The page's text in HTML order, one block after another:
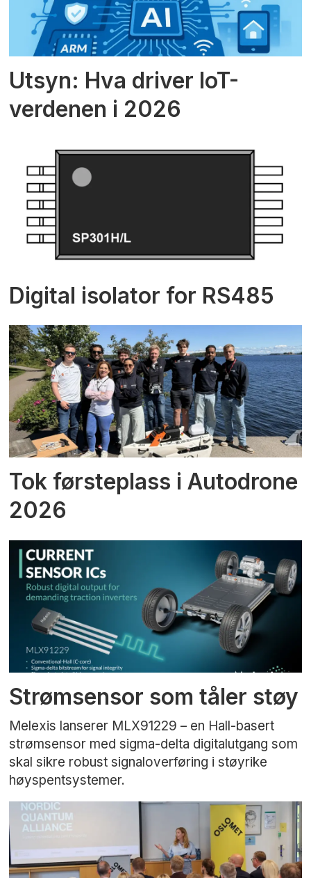
Utsyn: Hva driver IoT-
verdenen i 2026
Digital isolator for RS485
Tok førsteplass i Autodrone
2026
Strømsensor som tåler støy
Melexis lanserer MLX91229 – en Hall-basert
strømsensor med sigma-delta digitalutgang som
skal sikre robust signaloverføring i støyrike
høyspentsystemer.